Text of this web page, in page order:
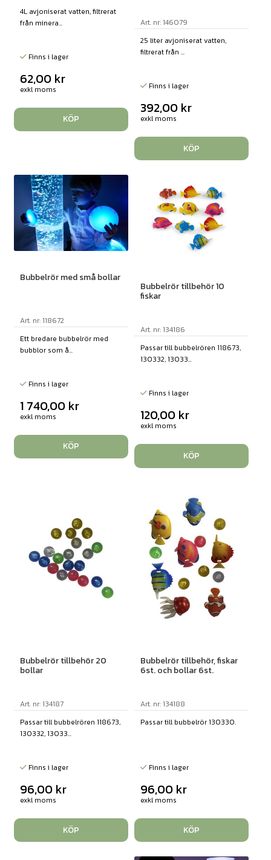
4L avjoniserat vatten, filtrerat
från minera...
Finns i lager
62,00 kr
exkl moms
KÖP
Art. nr: 146079
25 liter avjoniserat vatten,
filtrerat från ...
Finns i lager
392,00 kr
exkl moms
KÖP
Bubbelrör med små bollar
Art. nr: 118672
Ett bredare bubbelrör med
bubblor som å...
Finns i lager
1 740,00 kr
exkl moms
KÖP
Bubbelrör tillbehör 10
fiskar
Art. nr: 134186
Passar till bubbelrören 118673,
130332, 13033...
Finns i lager
120,00 kr
exkl moms
KÖP
Bubbelrör tillbehör 20
bollar
Art. nr: 134187
Passar till bubbelrören 118673,
130332, 13033...
Finns i lager
96,00 kr
exkl moms
KÖP
Bubbelrör tillbehör, fiskar
6st. och bollar 6st.
Art. nr: 134188
Passar till bubbelrör 130330.
Finns i lager
96,00 kr
exkl moms
KÖP